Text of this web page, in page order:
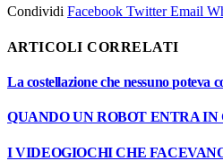
Condividi Facebook Twitter Email
ARTICOLI CORRELATI
La costellazione che nessuno poteva
QUANDO UN ROBOT ENTRA
I VIDEOGIOCHI CHE